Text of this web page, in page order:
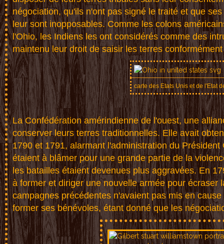
négociation, qu'ils n'ont pas signé letraité et que ses
leur sont inopposables. Comme les colons américain
l'Ohio, les Indiens les ont considérés commedes int
maintenuleur droit de saisir les terres conforméme
carte des Etats Unis et de l'Etat
La Confédération amérindienne de l'ouest, une allian
conserver leurs terres traditionnelles. Elle avait o
1790 et 1791, alarmant l'administration du Président
étaient à blâmer pour une grande partie de la viol
les batailles étaient devenuesplus aggravées. En
à former et dirigerune nouvellearmée pour écraser
campagnes précédentes n'avaient pas mis en cause
former ses bénévoles,étantdonné que les n